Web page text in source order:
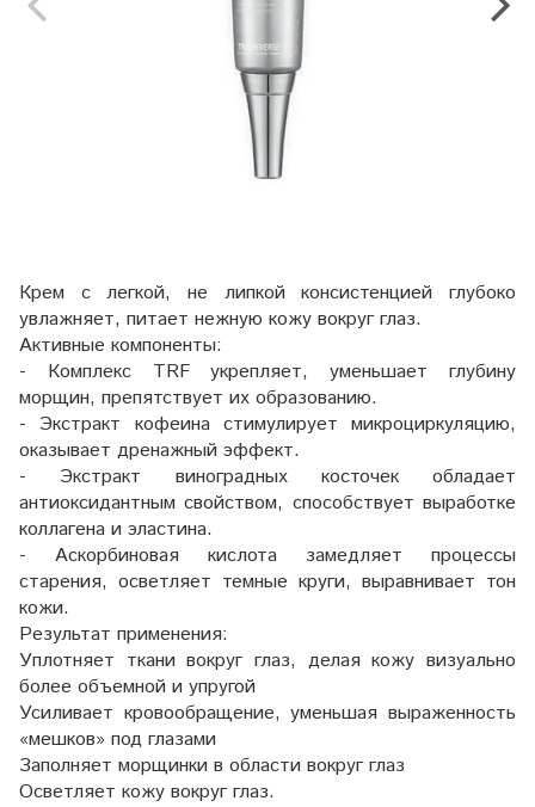
Крем с легкой, не липкой консистенцией глубоко
увлажняет, питает нежную кожу вокруг глаз.
Активные компоненты:
- Комплекс TRF укрепляет, уменьшает глубину
морщин, препятствует их образованию.
- Экстракт кофеина стимулирует микроциркуляцию,
оказывает дренажный эффект.
- Экстракт виноградных косточек обладает
антиоксидантным свойством, способствует выработке
коллагена и эластина.
- Аскорбиновая кислота замедляет процессы
старения, осветляет темные круги, выравнивает тон
кожи.
Результат применения:
Уплотняет ткани вокруг глаз, делая кожу визуально
более объемной и упругой
Усиливает кровообращение, уменьшая выраженность
«мешков» под глазами
Заполняет морщинки в области вокруг глаз
Осветляет кожу вокруг глаз.